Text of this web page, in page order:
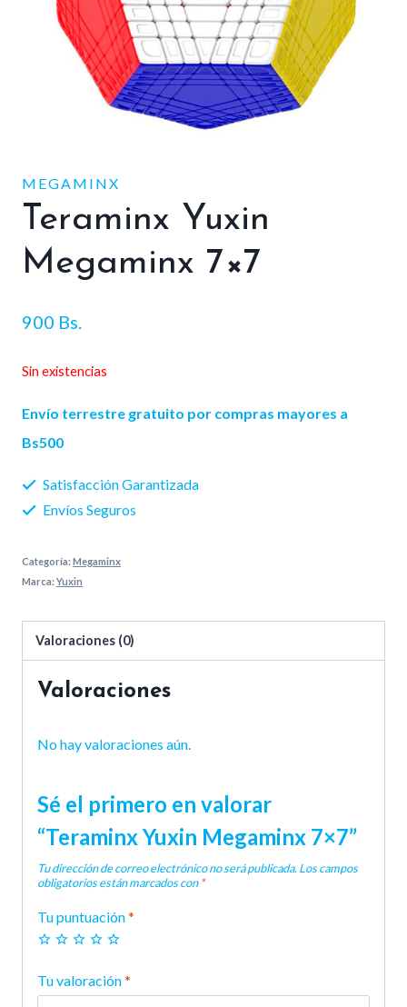
MEGAMINX
Teraminx Yuxin
Megaminx 7×7
900 Bs.
Sin existencias
Envío terrestre gratuito por compras mayores a
Bs500
Satisfacción Garantizada
Envíos Seguros
Categoría:Megaminx
Marca:Yuxin
Valoraciones (0)
Valoraciones
No hay valoraciones aún.
Sé el primero en valorar
“Teraminx Yuxin Megaminx 7×7”
Tu dirección de correo electrónico no será publicada.Los campos
obligatorios están marcados con*
Tu puntuación*
Tu valoración*